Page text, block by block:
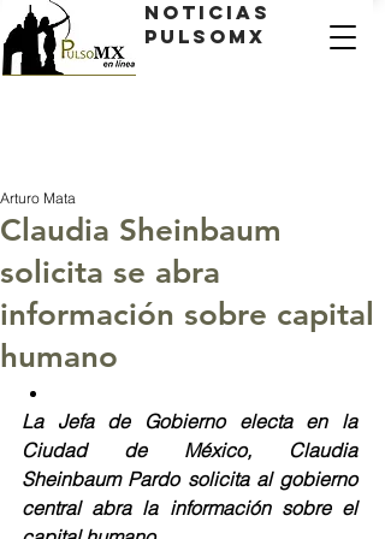
Noticias
PulsoMX
​Claudia Sheinbaum
solicita se abra
información sobre capital
humano
Arturo Mata
La Jefa de Gobierno electa en la
Ciudad de México, Claudia
Sheinbaum Pardo solicita al gobierno
central abra la información sobre el